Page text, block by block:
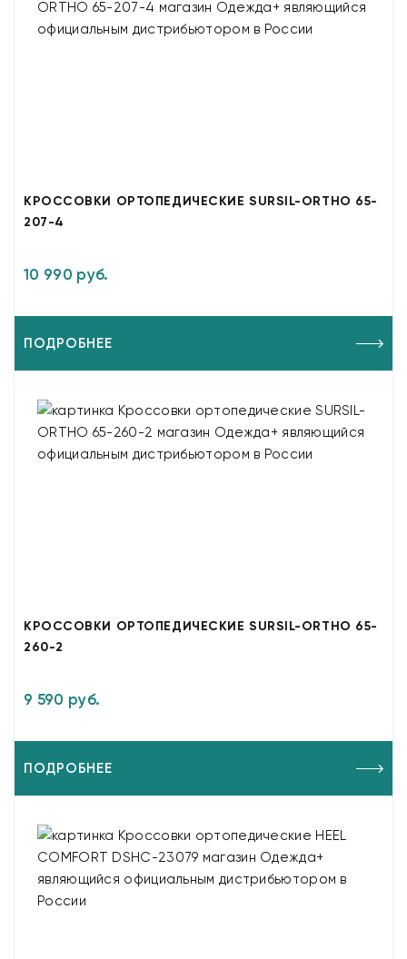
КРОССОВКИ ОРТОПЕДИЧЕСКИЕ SURSIL-ORTHO 65-
207-4
10 990 руб.
ПОДРОБНЕЕ
КРОССОВКИ ОРТОПЕДИЧЕСКИЕ SURSIL-ORTHO 65-
260-2
9 590 руб.
ПОДРОБНЕЕ